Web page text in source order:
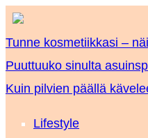
Tunne kosmetiikkasi –
Puuttuuko sinulta
Kuin pilvien päällä
Lifestyle